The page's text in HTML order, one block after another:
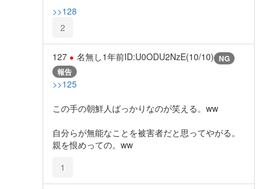
>>128
2
127 名無し1年前ID:U0ODU2NzE(10/10) NG
報告
>>125
この手の朝鮮人ばっかりなのが笑える。ww
自分らが無能なことを被害者だと思ってやがる。
親を恨めっての。ww
1